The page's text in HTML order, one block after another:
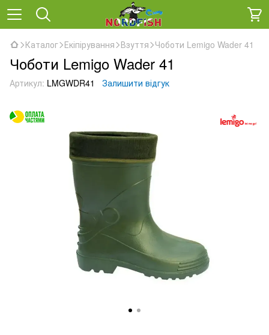
Каталог Екіпірування Взуття Чоботи Lemigo Wader 41
Чоботи Lemigo Wader 41
Артикул: LMGWDR41 Залишити відгук